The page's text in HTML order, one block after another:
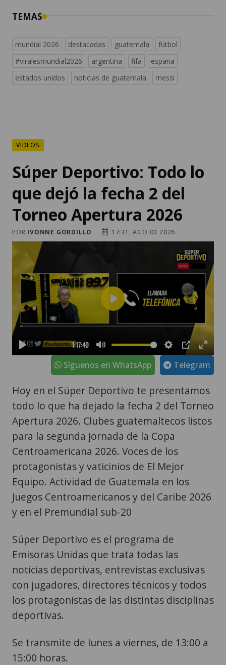
TEMAS
mundial 2026 destacadas guatemala
fútbol
#viralesmundial2026
argentina fifa
españa
estados unidos
noticias de guatemala messi
VIDEOS
Súper Deportivo: Todo lo
que dejó la fecha 2 del
Torneo Apertura 2026
POR IVONNE GORDILLO 17:31, AGO 03 2026
Telegram
Síguenos en WhatsApp
Hoy en el Súper Deportivo te presentamos
todo lo que ha dejado la fecha 2 del Torneo
Apertura 2026. Clubes guatemaltecos listos
para la segunda jornada de la Copa
Centroamericana 2026. Voces de los
protagonistas y vaticinios de El Mejor
Equipo. Actividad de Guatemala en los
Juegos Centroamericanos y del Caribe 2026
y en el Premundial sub-20
Súper Deportivo es el programa de
Emisoras Unidas que trata todas las
noticias deportivas, entrevistas exclusivas
con jugadores, directores técnicos y todos
los protagonistas de las distintas disciplinas
deportivas.
Se transmite de lunes a viernes, de 13:00 a
15:00 horas.